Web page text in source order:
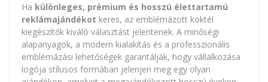
Ha különleges, prémium és hosszú élettartamú
reklámajándékot keres, az emblémázott koktél
kiegészítők kiváló választást jelentenek. A minőségi
alapanyagok, a modern kialakítás és a professzionális
emblémázási lehetőségek garantálják, hogy vállalkozása
logója stílusos formában jelenjen meg egy olyan